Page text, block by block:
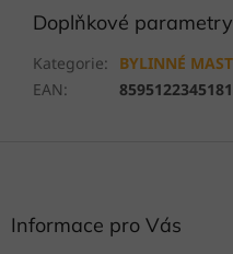
Doplňkové parametry
Kategorie:
BYLINNÉ
EAN: 8595122345181
Informace pro Vás